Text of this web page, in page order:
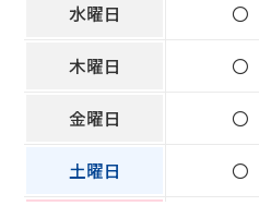
水曜日 〇
木曜日 〇
金曜日 〇
土曜日 〇